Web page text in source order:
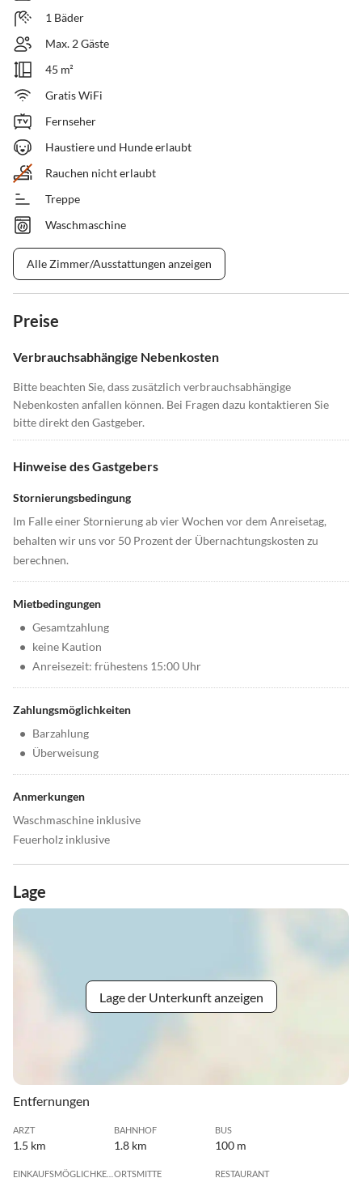
1 Bäder
Max. 2 Gäste
45 m²
Gratis WiFi
Fernseher
Haustiere und Hunde erlaubt
Rauchen nicht erlaubt
Treppe
Waschmaschine
Alle Zimmer/Ausstattungen anzeigen
Preise
Verbrauchsabhängige Nebenkosten
Bitte beachten Sie, dass zusätzlich verbrauchsabhängige
Nebenkosten anfallen können. Bei Fragen dazu kontaktieren Sie
bitte direkt den Gastgeber.
Hinweise des Gastgebers
Stornierungsbedingung
Im Falle einer Stornierung ab vier Wochen vor dem Anreisetag,
behalten wir uns vor 50 Prozent der Übernachtungskosten zu
berechnen.
Mietbedingungen
• Gesamtzahlung
• keine Kaution
• Anreisezeit: frühestens 15:00 Uhr
Zahlungsmöglichkeiten
• Barzahlung
• Überweisung
Anmerkungen
Waschmaschine inklusive
Feuerholz inklusive
Lage
Lage der Unterkunft anzeigen
Entfernungen
ARZT
1.5 km
BAHNHOF
1.8 km
BUS
100 m
ORTSMITTE RESTAURANT